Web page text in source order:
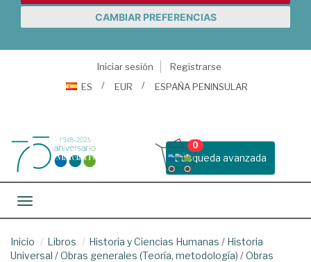
CAMBIAR PREFERENCIAS
Iniciar sesión
Registrarse
ES
EUR ESPAÑA PENINSULAR
Busqueda avanzada
0
Toggle navigation
Inicio Libros Historia y Ciencias Humanas / Historia
Universal /Obras generales (Teoría, metodología) /Obras